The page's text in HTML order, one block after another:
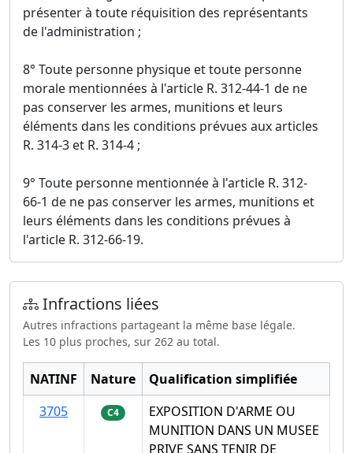
présenter à toute réquisition des représentants
de l'administration ;
8° Toute personne physique et toute personne
morale mentionnées à l'article R. 312-44-1 de ne
pas conserver les armes, munitions et leurs
éléments dans les conditions prévues aux articles
R. 314-3 et R. 314-4 ;
9° Toute personne mentionnée à l'article R. 312-
66-1 de ne pas conserver les armes, munitions et
leurs éléments dans les conditions prévues à
l'article R. 312-66-19.
Infractions liées
Autres infractions partageant la même base légale.
Les 10 plus proches, sur 262 au total.
NATINF Nature
Qualification simplifiée
3705
C4
EXPOSITION D'ARME OU
MUNITION DANS UN MUSEE
PRIVE SANS TENIR DE